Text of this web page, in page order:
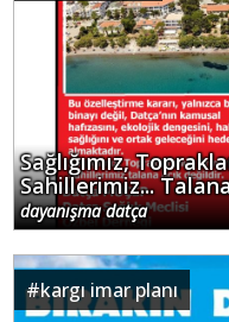
Sağlığımız,
Sahillerimiz...
dayanışma datça
#kargı imar planı